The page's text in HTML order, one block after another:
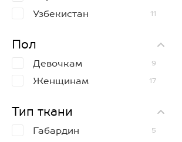
Узбекистан 11
Пол
Девочкам 9
Женщинам 17
Тип ткани
Габардин 5